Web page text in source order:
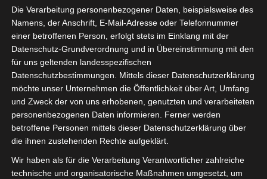
Für die Nutzung von Google Adsense (Google Ireland Limited, Gordon
Barrow Street, Dublin, D04 E5W5, Ireland) benötigen wir laut DSGVO Ihre
Zustimmung. Es werden seitens Google Adsense personenbezogene Daten
erhoben, verarbeitet und gespeichert. Welche Daten genau entnehmen Sie
den Datenschutzbedingungen.
Die Verarbeitung personenbezogener Daten, beispielsweise des
Namens, der Anschrift, E-Mail-Adresse oder Telefonnummer
einer betroffenen Person, erfolgt stets im Einklang mit der
Datenschutz-Grundverordnung und in Übereinstimmung mit den
für uns geltenden landesspezifischen
Datenschutzbestimmungen. Mittels dieser Datenschutzerklärung
möchte unser Unternehmen die Öffentlichkeit über Art, Umfang
und Zweck der von uns erhobenen, genutzten und verarbeiteten
personenbezogenen Daten informieren. Ferner werden
betroffene Personen mittels dieser Datenschutzerklärung über
die ihnen zustehenden Rechte aufgeklärt.
Wir haben als für die Verarbeitung Verantwortlicher zahlreiche
technische und organisatorische Maßnahmen umgesetzt, um